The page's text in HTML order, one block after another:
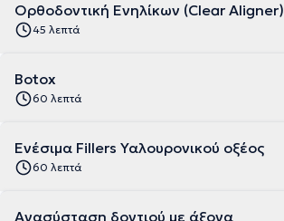
Ορθοδοντική Ενηλίκων (Clear Aligner)
45 λεπτά
Botox
60 λεπτά
Eνέσιμα Fillers Υαλουρονικού οξέος
60 λεπτά
Ανασύσταση δοντιού με άξονα